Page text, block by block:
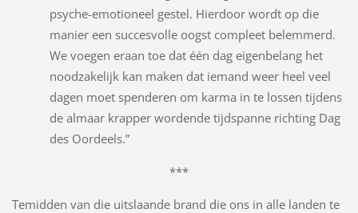
psyche-emotioneel gestel. Hierdoor wordt op die
manier een succesvolle oogst compleet belemmerd.
We voegen eraan toe dat één dag eigenbelang het
noodzakelijk kan maken dat iemand weer heel veel
dagen moet spenderen om karma in te lossen tijdens
de almaar krapper wordende tijdspanne richting Dag
des Oordeels.”
***
Temidden van die uitslaande brand die ons in alle landen te